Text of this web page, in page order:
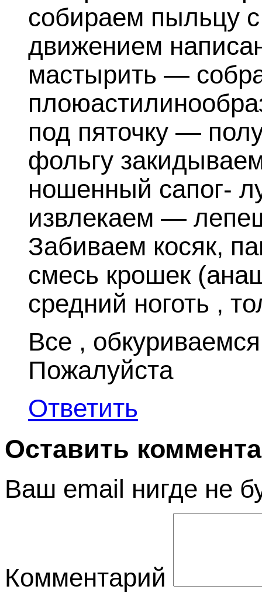
собираем пыльцу
движением
мастырить —
под пяточку —
фольгу
ношенный сапог-
извлекаем —
Забиваем косяк,
смесь крошек
средний ноготь ,
Все ,
Пожалуйста
Ответить
Оставить
Ваш email нигде не
Комментарий